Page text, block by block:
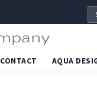
CONTACT AQUA